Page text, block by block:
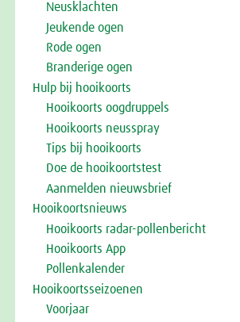
Neusklachten
Jeukende ogen
Rode ogen
Branderige ogen
Hulp bij hooikoorts
Hooikoorts oogdruppels
Hooikoorts neusspray
Tips bij hooikoorts
Doe de hooikoortstest
Aanmelden nieuwsbrief
Hooikoortsnieuws
Hooikoorts radar-pollenbericht
Hooikoorts App
Pollenkalender
Hooikoortsseizoenen
Voorjaar